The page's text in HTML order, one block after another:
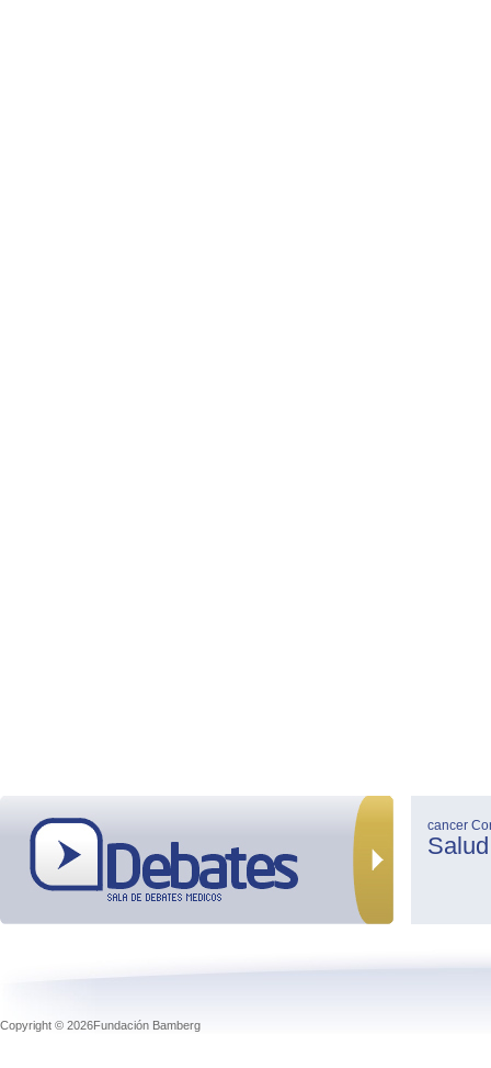
cancer
Salud
Copyright © 2026Fundación Bamberg